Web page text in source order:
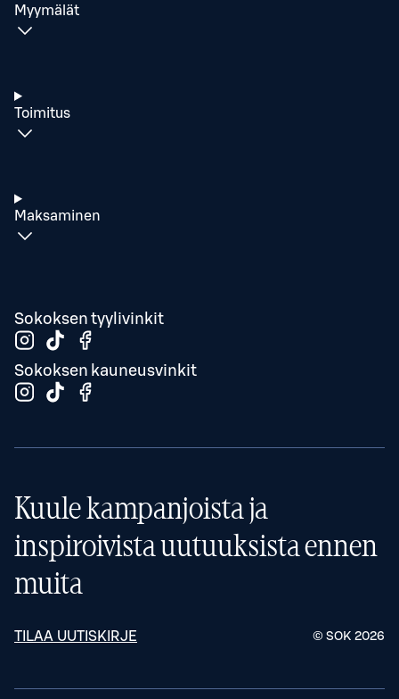
Myymälät
Toimitus
Maksaminen
Sokoksen tyylivinkit
Sokoksen kauneusvinkit
Kuule kampanjoista ja
inspiroivista uutuuksista ennen
muita
TILAA UUTISKIRJE © SOK 2026